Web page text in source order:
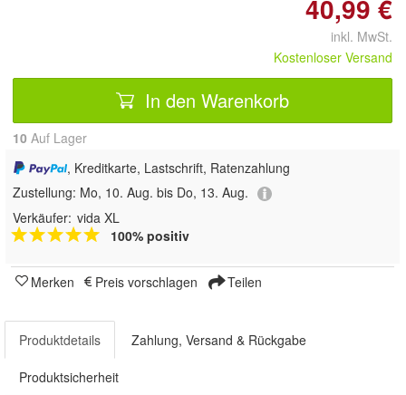
40,99 €
inkl. MwSt.
Kostenloser Versand
In den Warenkorb
10 Auf Lager
, Kreditkarte, Lastschrift, Ratenzahlung
Zustellung: Mo, 10. Aug. bis Do, 13. Aug.
Verkäufer: vida XL
100% positiv
Merken Preis vorschlagen Teilen
Produktdetails Zahlung, Versand & Rückgabe
Produktsicherheit